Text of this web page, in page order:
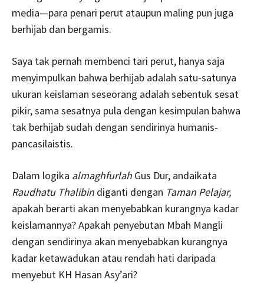
media—para penari perut ataupun maling pun juga
berhijab dan bergamis.
Saya tak pernah membenci tari perut, hanya saja
menyimpulkan bahwa berhijab adalah satu-satunya
ukuran keislaman seseorang adalah sebentuk sesat
pikir, sama sesatnya pula dengan kesimpulan bahwa
tak berhijab sudah dengan sendirinya humanis-
pancasilaistis.
Dalam logika almaghfurlah Gus Dur, andaikata
Raudhatu Thalibin diganti dengan Taman Pelajar,
apakah berarti akan menyebabkan kurangnya kadar
keislamannya? Apakah penyebutan Mbah Mangli
dengan sendirinya akan menyebabkan kurangnya
kadar ketawadukan atau rendah hati daripada
menyebut KH Hasan Asy’ari?